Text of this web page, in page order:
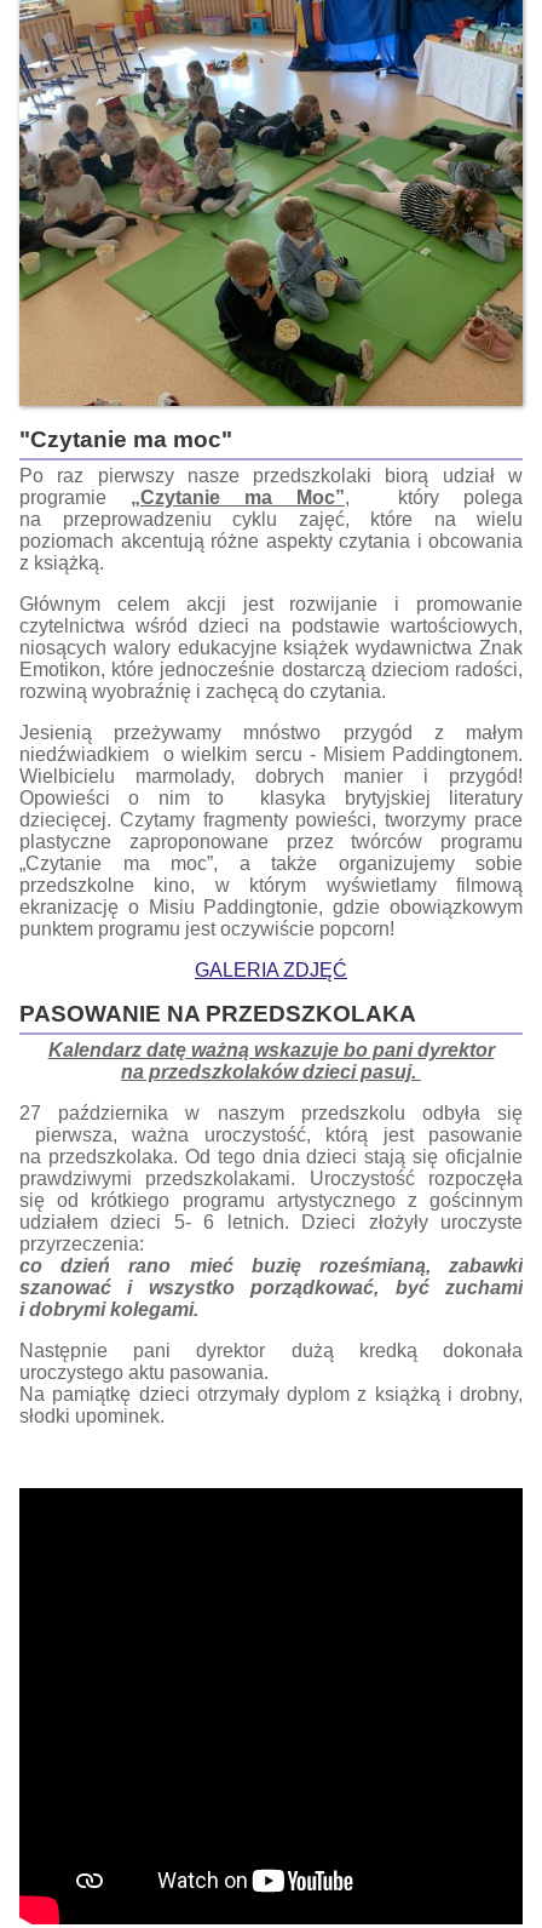
"Czytanie ma moc"
Po raz pierwszy nasze przedszkolaki biorą udział w
programie „Czytanie ma Moc”, który polega
na przeprowadzeniu cyklu zajęć, które na wielu
poziomach akcentują różne aspekty czytania i obcowania
z książką.
Głównym celem akcji jest rozwijanie i promowanie
czytelnictwa wśród dzieci na podstawie wartościowych,
niosących walory edukacyjne książek wydawnictwa Znak
Emotikon, które jednocześnie dostarczą dzieciom radości,
rozwiną wyobraźnię i zachęcą do czytania.
Jesienią przeżywamy mnóstwo przygód z małym
niedźwiadkiem o wielkim sercu - Misiem Paddingtonem.
Wielbicielu marmolady, dobrych manier i przygód!
Opowieści o nim to klasyka brytyjskiej literatury
dziecięcej. Czytamy fragmenty powieści, tworzymy prace
plastyczne zaproponowane przez twórców programu
„Czytanie ma moc”, a także organizujemy sobie
przedszkolne kino, w którym wyświetlamy filmową
ekranizację o Misiu Paddingtonie, gdzie obowiązkowym
punktem programu jest oczywiście popcorn!
GALERIA ZDJĘĆ
PASOWANIE NA PRZEDSZKOLAKA
Kalendarz datę ważną wskazuje bo pani dyrektor
na przedszkolaków dzieci pasuj.
27 października w naszym przedszkolu odbyła się
pierwsza, ważna uroczystość, którą jest pasowanie
na przedszkolaka. Od tego dnia dzieci stają się oficjalnie
prawdziwymi przedszkolakami. Uroczystość rozpoczęła
się od krótkiego programu artystycznego z gościnnym
udziałem dzieci 5- 6 letnich. Dzieci złożyły uroczyste
przyrzeczenia:
co dzień rano mieć buzię roześmianą, zabawki
szanować i wszystko porządkować, być zuchami
i dobrymi kolegami.
Następnie pani dyrektor dużą kredką dokonała
uroczystego aktu pasowania.
Na pamiątkę dzieci otrzymały dyplom z książką i drobny,
słodki upominek.